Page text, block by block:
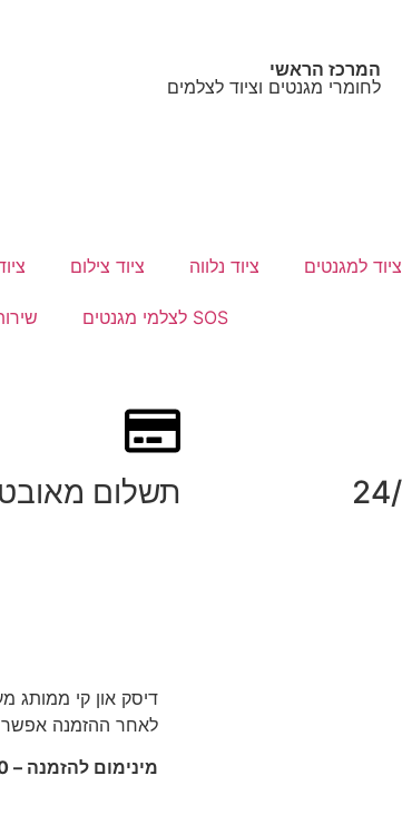
המרכז הראשי
לחומרי מגנטים וציוד לצלמים
ציוד למגנטים ציוד נלווה ציוד צילום
SOS לצלמי מגנטים
תשלום
דיסק און קי ממותג
לאחר ההזמנה אפשר
מינימום להזמנה – 50 יח'